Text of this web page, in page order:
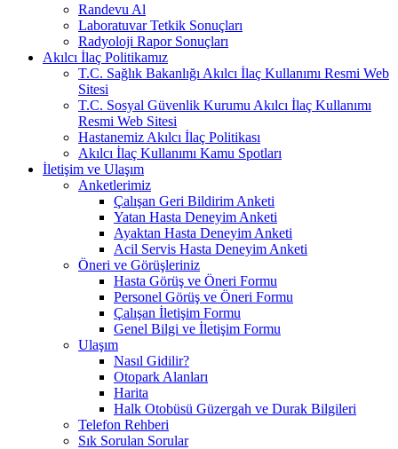
Randevu Al
Laboratuvar Tetkik Sonuçları
Radyoloji Rapor Sonuçları
Akılcı İlaç Politikamız
T.C. Sağlık Bakanlığı Akılcı İlaç Kullanımı Resmi Web
Sitesi
T.C. Sosyal Güvenlik Kurumu Akılcı İlaç Kullanımı
Resmi Web Sitesi
Hastanemiz Akılcı İlaç Politikası
Akılcı İlaç Kullanımı Kamu Spotları
İletişim ve Ulaşım
Anketlerimiz
Çalışan Geri Bildirim Anketi
Yatan Hasta Deneyim Anketi
Ayaktan Hasta Deneyim Anketi
Acil Servis Hasta Deneyim Anketi
Öneri ve Görüşleriniz
Hasta Görüş ve Öneri Formu
Personel Görüş ve Öneri Formu
Çalışan İletişim Formu
Genel Bilgi ve İletişim Formu
Ulaşım
Nasıl Gidilir?
Otopark Alanları
Harita
Halk Otobüsü Güzergah ve Durak Bilgileri
Telefon Rehberi
Sık Sorulan Sorular